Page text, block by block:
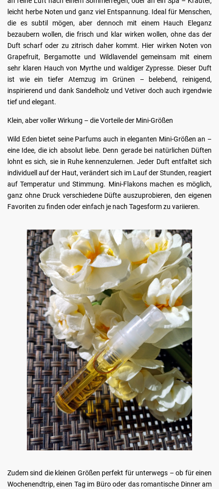
leicht herbe Noten und ganz viel Entspannung. Ideal für Menschen,
die es subtil mögen, aber dennoch mit einem Hauch Eleganz
bezaubern wollen, die frisch und klar wirken wollen, ohne das der
Duft scharf oder zu zitrisch daher kommt. Hier wirken Noten von
Grapefruit, Bergamotte und Wildlavendel gemeinsam mit einem
sehr klaren Hauch von Myrthe und waldiger Zypresse. Dieser Duft
ist wie ein tiefer Atemzug im Grünen – belebend, reinigend,
inspirierend und dank Sandelholz und Vetiver doch auch irgendwie
tief und elegant.
Klein, aber voller Wirkung – die Vorteile der Mini-Größen
Wild Eden bietet seine Parfums auch in eleganten Mini-Größen an –
eine Idee, die ich absolut liebe. Denn gerade bei natürlichen Düften
lohnt es sich, sie in Ruhe kennenzulernen. Jeder Duft entfaltet sich
individuell auf der Haut, verändert sich im Lauf der Stunden, reagiert
auf Temperatur und Stimmung. Mini-Flakons machen es möglich,
ganz ohne Druck verschiedene Düfte auszuprobieren, den eigenen
Favoriten zu finden oder einfach je nach Tagesform zu variieren.
Zudem sind die kleinen Größen perfekt für unterwegs – ob für einen
Wochenendtrip, einen Tag im Büro oder das romantische Dinner am